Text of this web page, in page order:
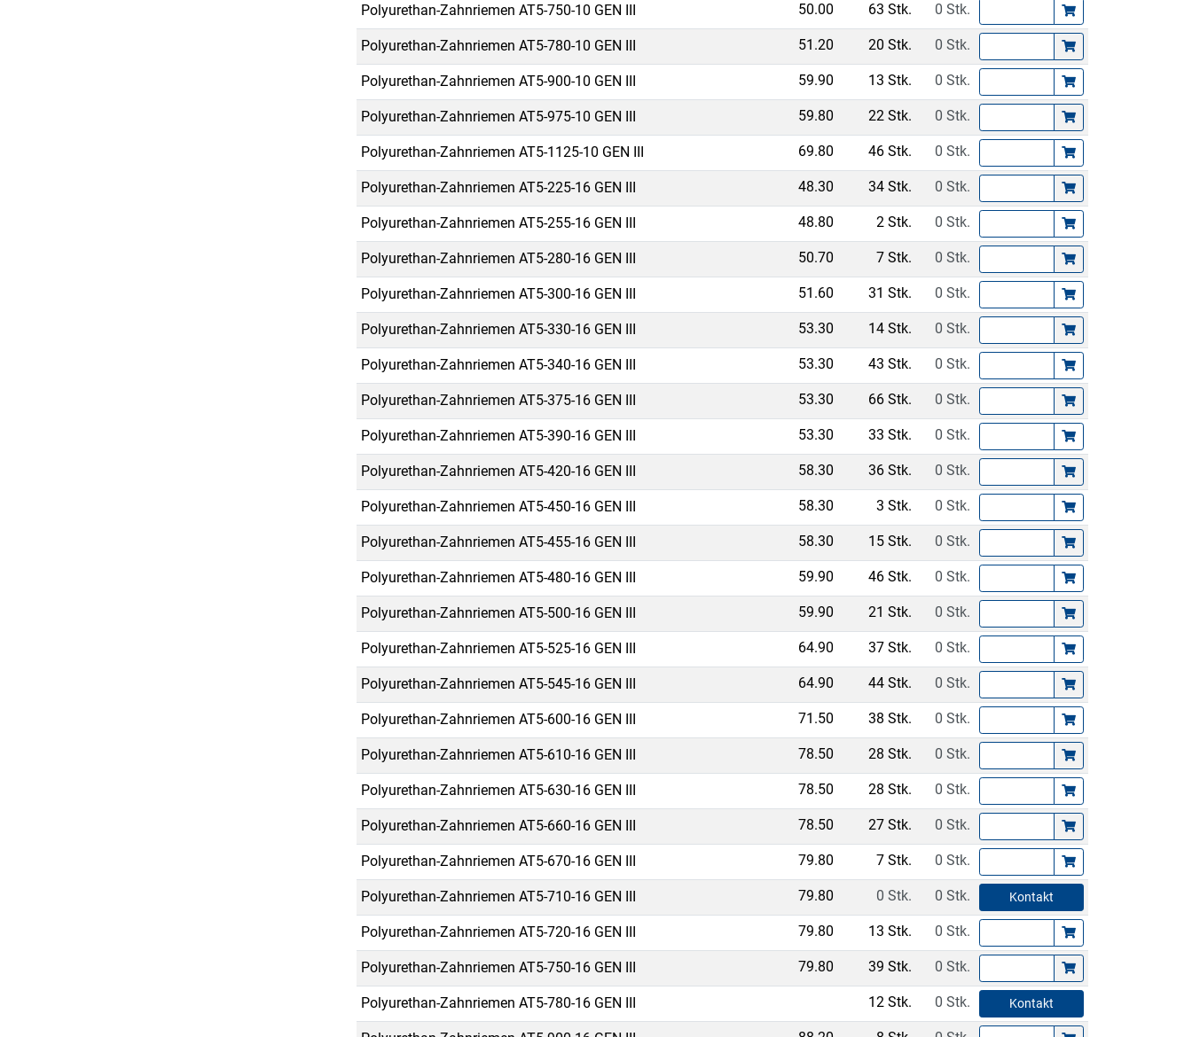
Polyurethan-Zahnriemen AT5-750-10 GEN III 50.00 63 Stk. 0 Stk.
Polyurethan-Zahnriemen AT5-780-10 GEN III 51.20 20 Stk. 0 Stk.
Polyurethan-Zahnriemen AT5-900-10 GEN III 59.90 13 Stk. 0 Stk.
Polyurethan-Zahnriemen AT5-975-10 GEN III 59.80 22 Stk. 0 Stk.
Polyurethan-Zahnriemen AT5-1125-10 GEN III 69.80 46 Stk. 0 Stk.
Polyurethan-Zahnriemen AT5-225-16 GEN III 48.30 34 Stk. 0 Stk.
Polyurethan-Zahnriemen AT5-255-16 GEN III 48.80 2 Stk. 0 Stk.
Polyurethan-Zahnriemen AT5-280-16 GEN III 50.70 7 Stk. 0 Stk.
Polyurethan-Zahnriemen AT5-300-16 GEN III 51.60 31 Stk. 0 Stk.
Polyurethan-Zahnriemen AT5-330-16 GEN III 53.30 14 Stk. 0 Stk.
Polyurethan-Zahnriemen AT5-340-16 GEN III 53.30 43 Stk. 0 Stk.
Polyurethan-Zahnriemen AT5-375-16 GEN III 53.30 66 Stk. 0 Stk.
Polyurethan-Zahnriemen AT5-390-16 GEN III 53.30 33 Stk. 0 Stk.
Polyurethan-Zahnriemen AT5-420-16 GEN III 58.30 36 Stk. 0 Stk.
Polyurethan-Zahnriemen AT5-450-16 GEN III 58.30 3 Stk. 0 Stk.
Polyurethan-Zahnriemen AT5-455-16 GEN III 58.30 15 Stk. 0 Stk.
Polyurethan-Zahnriemen AT5-480-16 GEN III 59.90 46 Stk. 0 Stk.
Polyurethan-Zahnriemen AT5-500-16 GEN III 59.90 21 Stk. 0 Stk.
Polyurethan-Zahnriemen AT5-525-16 GEN III 64.90 37 Stk. 0 Stk.
Polyurethan-Zahnriemen AT5-545-16 GEN III 64.90 44 Stk. 0 Stk.
Polyurethan-Zahnriemen AT5-600-16 GEN III 71.50 38 Stk. 0 Stk.
Polyurethan-Zahnriemen AT5-610-16 GEN III 78.50 28 Stk. 0 Stk.
Polyurethan-Zahnriemen AT5-630-16 GEN III 78.50 28 Stk. 0 Stk.
Polyurethan-Zahnriemen AT5-660-16 GEN III 78.50 27 Stk. 0 Stk.
Polyurethan-Zahnriemen AT5-670-16 GEN III 79.80 7 Stk. 0 Stk.
Polyurethan-Zahnriemen AT5-710-16 GEN III 79.80 0 Stk. 0 Stk. Kontakt
Polyurethan-Zahnriemen AT5-720-16 GEN III 79.80 13 Stk. 0 Stk.
Polyurethan-Zahnriemen AT5-750-16 GEN III 79.80 39 Stk. 0 Stk.
Polyurethan-Zahnriemen AT5-780-16 GEN III 12 Stk. 0 Stk. Kontakt